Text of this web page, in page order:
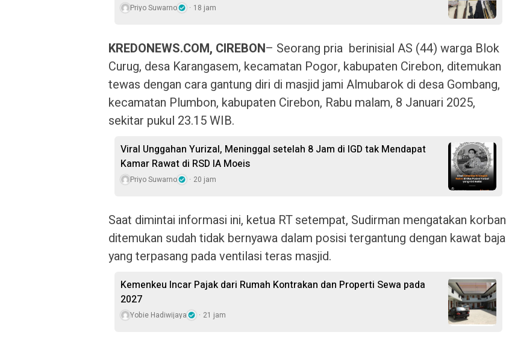
Priyo Suwarno 18 jam
KREDONEWS.COM, CIREBON– Seorang pria berinisial AS (44) warga Blok
Curug, desa Karangasem, kecamatan Pogor, kabupaten Cirebon, ditemukan
tewas dengan cara gantung diri di masjid jami Almubarok di desa Gombang,
kecamatan Plumbon, kabupaten Cirebon, Rabu malam, 8 Januari 2025,
sekitar pukul 23.15 WIB.
Viral Unggahan Yurizal, Meninggal setelah 8 Jam di IGD tak Mendapat
Kamar Rawat di RSD IA Moeis
Priyo Suwarno 20 jam
Saat dimintai informasi ini, ketua RT setempat, Sudirman mengatakan korban
ditemukan sudah tidak bernyawa dalam posisi tergantung dengan kawat baja
yang terpasang pada ventilasi teras masjid.
Kemenkeu Incar Pajak dari Rumah Kontrakan dan Properti Sewa pada
2027
Yobie Hadiwijaya 21 jam